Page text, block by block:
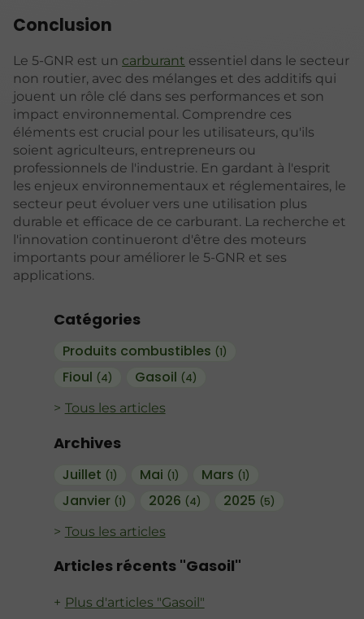
Catégories
Produits combustibles (1)
Fioul (4) Gasoil (4)
Tous les articles
Archives
Juillet (1) Mai (1) Mars (1)
Janvier (1) 2026 (4) 2025 (5)
Tous les articles
Articles récents "Gasoil"
Plus d'articles "Gasoil"
Conclusion
Le 5-GNR est un carburant essentiel dans le secteur
non routier, avec des mélanges et des additifs qui
jouent un rôle clé dans ses performances et son
impact environnemental. Comprendre ces
éléments est crucial pour les utilisateurs, qu'ils
soient agriculteurs, entrepreneurs ou
professionnels de l'industrie. En gardant à l'esprit
les enjeux environnementaux et réglementaires, le
secteur peut évoluer vers une utilisation plus
durable et efficace de ce carburant. La recherche et
l'innovation continueront d'être des moteurs
importants pour améliorer le 5-GNR et ses
applications.